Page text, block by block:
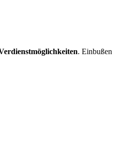
. Einbußen